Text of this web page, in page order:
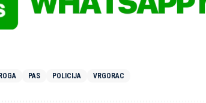
PAS POLICIJA VRGORAC